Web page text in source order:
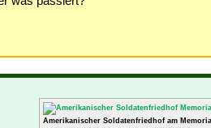
Amerikanischer Soldatenfriedhof am